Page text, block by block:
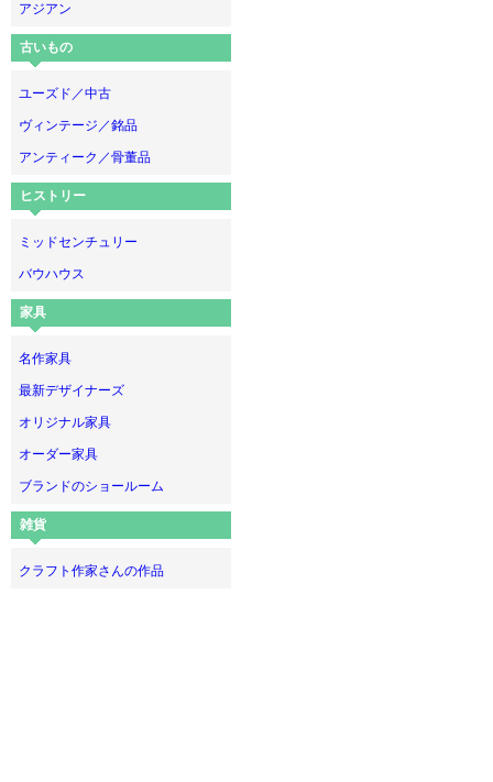
アジアン
古いもの
ユーズド／中古
ヴィンテージ／銘品
アンティーク／骨董品
ヒストリー
ミッドセンチュリー
バウハウス
家具
名作家具
最新デザイナーズ
オリジナル家具
オーダー家具
ブランドのショールーム
雑貨
クラフト作家さんの作品